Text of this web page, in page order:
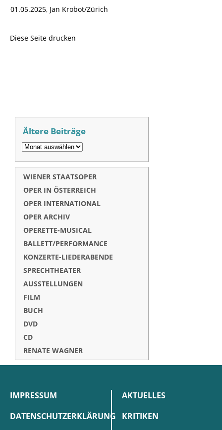
01.05.2025, Jan Krobot/Zürich
Diese Seite drucken
Ältere Beiträge
WIENER STAATSOPER
OPER IN ÖSTERREICH
OPER INTERNATIONAL
OPER ARCHIV
OPERETTE-MUSICAL
BALLETT/PERFORMANCE
KONZERTE-LIEDERABENDE
SPRECHTHEATER
AUSSTELLUNGEN
FILM
BUCH
DVD
CD
RENATE WAGNER
IMPRESSUM
DATENSCHUTZERKLÄRUNG
AKTUELLES
KRITIKEN